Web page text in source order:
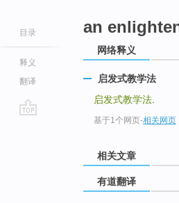
目录
释义
翻译
an
网络释义
启发式教学法
启发式教学法
基于1个网页-相关网页
相关文章
有道翻译